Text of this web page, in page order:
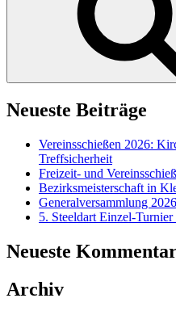
Neueste Beiträge
Vereinsschießen 2026:
Treffsicherheit
Freizeit- und
Bezirksmeisterschaft in
Generalversammlung 2026
5. Steeldart Einzel-
Neueste
Archiv